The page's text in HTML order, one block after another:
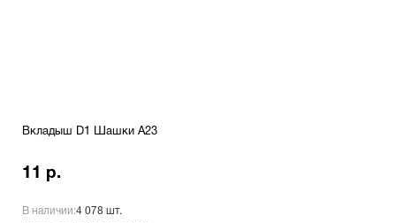
Вкладыш D1 Шашки A23
11 р.
В наличии:4 078 шт.